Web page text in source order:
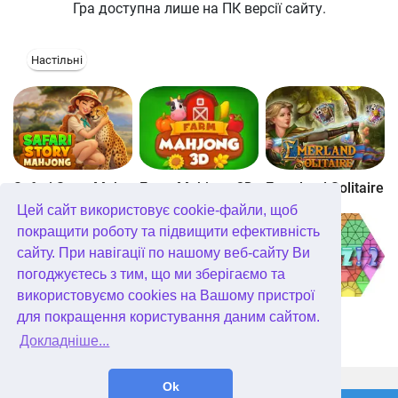
Цей сайт використовує cookie-файли, щоб
покращити роботу та підвищити ефективність
сайту. При навігації по нашому веб-сайту Ви
погоджуєтесь з тим, що ми зберігаємо та
використовуємо cookies на Вашому пристрої
для покращення користування даним сайтом.
Докладніше...
Ok
Гра доступна лише на ПК версії сайту.
Настільні
Farm Mahjong 3D Emerland Solitaire
Well Mahjong Wonders of Egypt Mahjong Glassez 2
WellGames.com